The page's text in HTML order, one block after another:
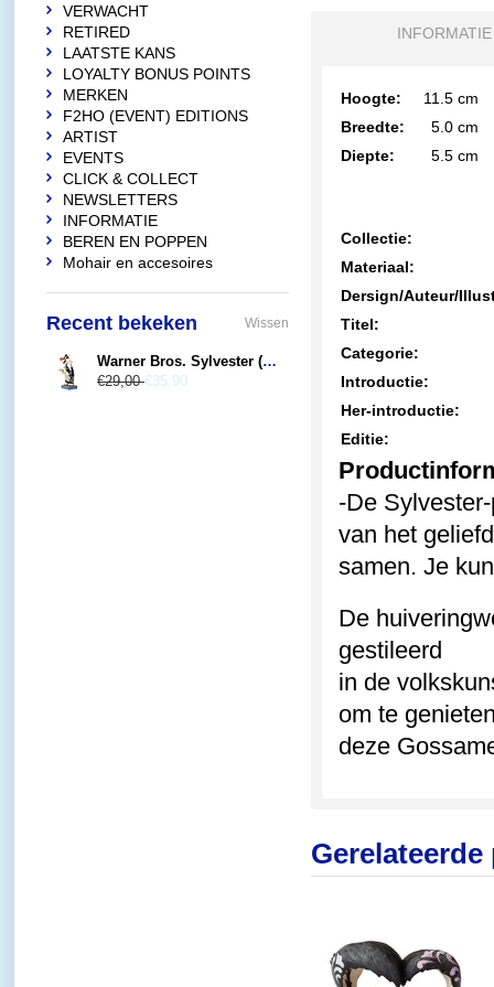
INFORMATIE
Hoogte: 11.5 cm
Breedte:
5.0 cm
Diepte:
5.5 cm
Collectie:
Materiaal:
Dersign/Auteur/
Titel:
Categorie:
Introductie:
Her-introductie:
Editie:
-De
van het
samen. Je
De
gestileerd
in de
om te
deze
VERWACHT
RETIRED
LAATSTE KANS
LOYALTY BONUS POINTS
MERKEN
F2HO (EVENT) EDITIONS
ARTIST
EVENTS
CLICK & COLLECT
NEWSLETTERS
INFORMATIE
BEREN EN POPPEN
Mohair en accesoires
Recent bekeken Wissen
Warner Bros. Sylvester (Predatory Puddy Tat)
€29,00€35,90